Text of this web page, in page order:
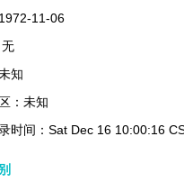
11-06
知
：未知
时间：Sat Dec 16 10:00:16